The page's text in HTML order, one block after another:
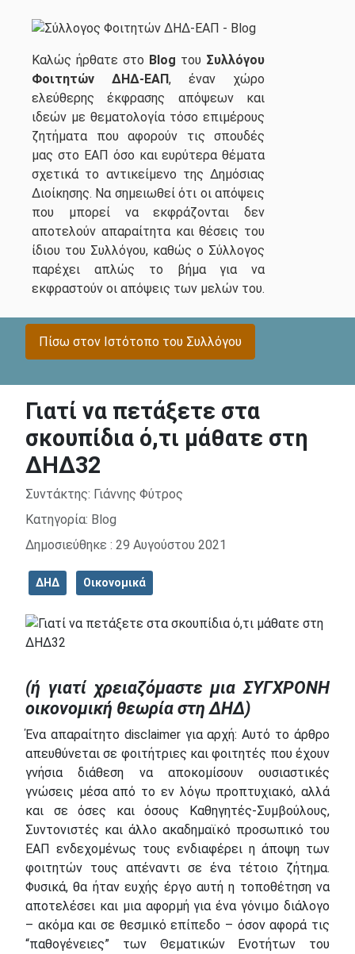
Καλώς ήρθατε στο Blog του Συλλόγου
Φοιτητών ΔΗΔ-ΕΑΠ, έναν χώρο
ελεύθερης έκφρασης απόψεων και
ιδεών με θεματολογία τόσο επιμέρους
ζητήματα που αφορούν τις σπουδές
μας στο ΕΑΠ όσο και ευρύτερα θέματα
σχετικά το αντικείμενο της Δημόσιας
Διοίκησης. Να σημειωθεί ότι οι απόψεις
που μπορεί να εκφράζονται δεν
αποτελούν απαραίτητα και θέσεις του
ίδιου του Συλλόγου, καθώς ο Σύλλογος
παρέχει απλώς το βήμα για να
εκφραστούν οι απόψεις των μελών του.
Πίσω στον Ιστότοπο του Συλλόγου
Γιατί να πετάξετε στα
σκουπίδια ό,τι μάθατε στη
ΔΗΔ32
Λεπτομέρειες
Συντάκτης: Γιάννης Φύτρος
Κατηγορία: Blog
Δημοσιεύθηκε : 29 Αυγούστου 2021
ΔΗΔ Οικονομικά
(ή γιατί χρειαζόμαστε μια ΣΥΓΧΡΟΝΗ
οικονομική θεωρία στη ΔΗΔ)
Ένα απαραίτητο disclaimer για αρχή: Αυτό το άρθρο
απευθύνεται σε φοιτήτριες και φοιτητές που έχουν
γνήσια διάθεση να αποκομίσουν ουσιαστικές
γνώσεις μέσα από το εν λόγω προπτυχιακό, αλλά
και σε όσες και όσους Καθηγητές-Συμβούλους,
Συντονιστές και άλλο ακαδημαϊκό προσωπικό του
ΕΑΠ ενδεχομένως τους ενδιαφέρει η άποψη των
φοιτητών τους απέναντι σε ένα τέτοιο ζήτημα.
Φυσικά, θα ήταν ευχής έργο αυτή η τοποθέτηση να
αποτελέσει και μια αφορμή για ένα γόνιμο διάλογο
– ακόμα και σε θεσμικό επίπεδο – όσον αφορά τις
“παθογένειες” των Θεματικών Ενοτήτων του